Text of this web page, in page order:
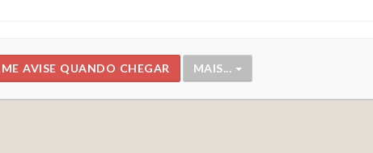
ME AVISE QUANDO CHEGAR MAIS...